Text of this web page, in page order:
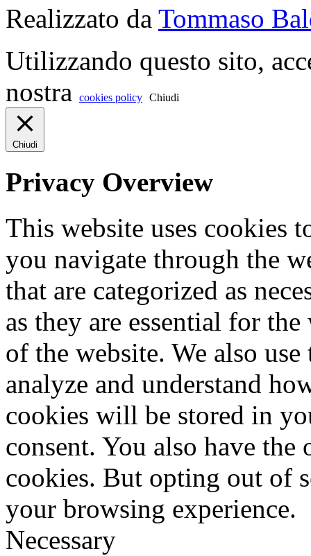
Realizzato da Tommaso
Utilizzando questo sito,
nostra
cookies policy Chiudi
Chiudi
Privacy Overview
This website uses cookies
you navigate through the
that are categorized as
as they are essential for
of the website. We also
analyze and understand
cookies will be stored in
consent. You also have
cookies. But opting out of
your browsing experience.
Necessary